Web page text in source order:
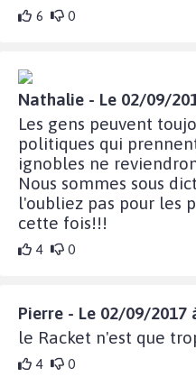
6 0
Nathalie - Le 02/09/
Les gens peuvent
politiques qui
ignobles ne
Nous sommes sous
l'oubliez pas pour les
cette fois!!!
4 0
Pierre - Le 02/09/2017
le Racket n'est que
4 0